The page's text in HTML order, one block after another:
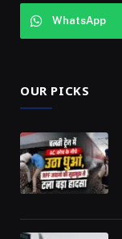
WhatsApp
OUR PICKS